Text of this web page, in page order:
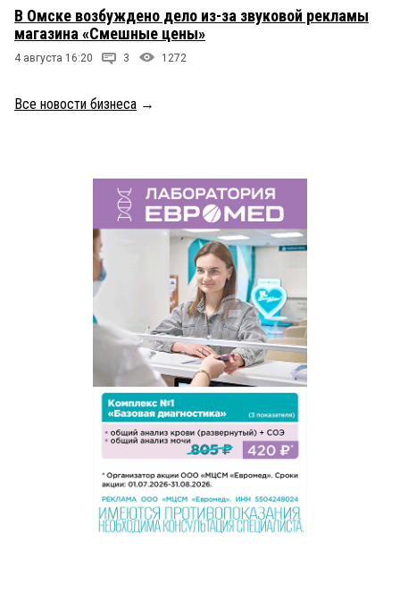
В Омске возбуждено дело из-за звуковой рекламы
магазина «Смешные цены»
4 августа 16:20 3 1272
Все новости бизнеса →